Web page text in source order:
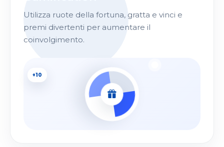
Utilizza ruote della fortuna, gratta e vinci e
premi divertenti per aumentare il
coinvolgimento.
+10